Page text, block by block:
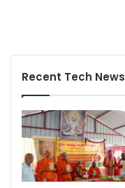
Recent Tech News